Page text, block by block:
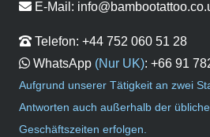
E-Mail:
Telefon: +44 752 060 51 28
WhatsApp (Nur UK): +66 91
Aufgrund unserer Tätigkeit an zwei
Antworten auch außerhalb der
Geschäftszeiten erfolgen.